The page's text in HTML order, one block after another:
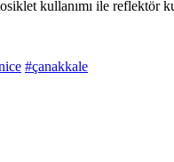
kullanımı ile reflektör
#çanakkale